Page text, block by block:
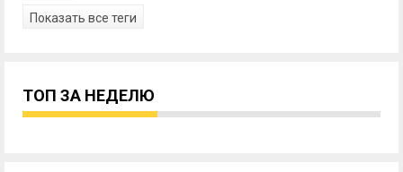
Показать все теги
ТОП ЗА НЕДЕЛЮ